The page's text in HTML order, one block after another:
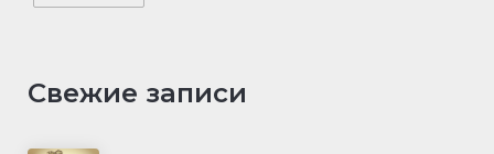
Свежие записи